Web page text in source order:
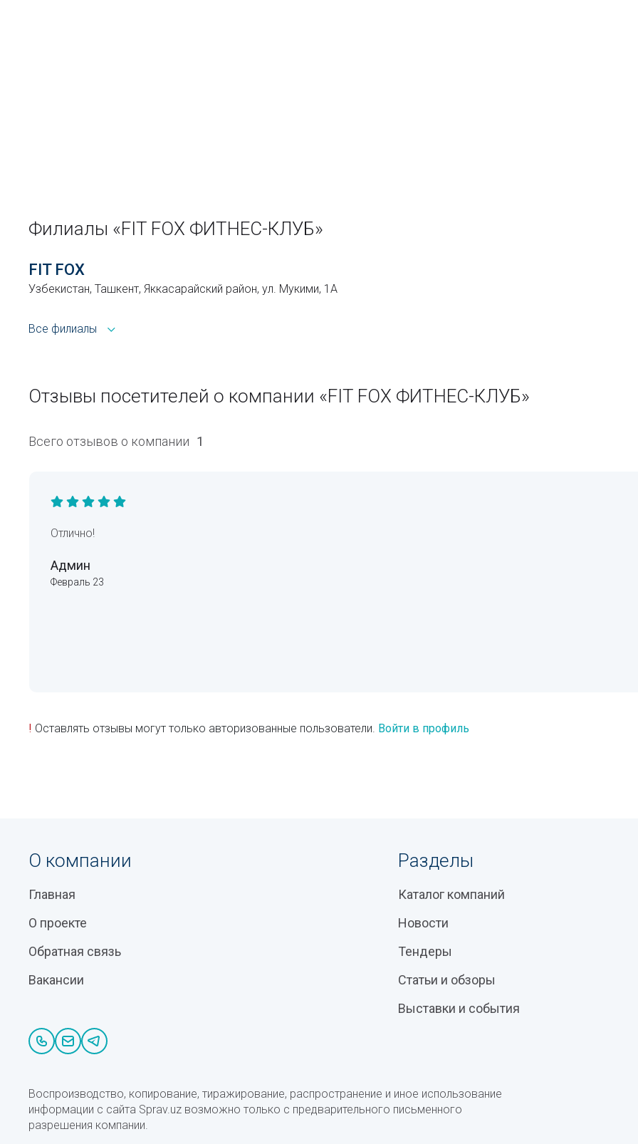
Филиалы «FIT FOX ФИТНЕС-КЛУБ»
FIT FOX
Узбекистан, Ташкент, Яккасарайский район, ул. Мукими, 1А
Все филиалы
Отзывы посетителей о компании «FIT FOX ФИТНЕС-КЛУБ»
Всего отзывов о компании 1
Отлично!
Админ
Февраль 23
! Оставлять отзывы могут только авторизованные пользователи. Войти в профиль
О компании
Главная
О проекте
Обратная связь
Вакансии
Разделы
Каталог компаний
Новости
Тендеры
Статьи и обзоры
Выставки и события
Воспроизводство, копирование, тиражирование, распространение и иное использование
информации с сайта Sprav.uz возможно только с предварительного письменного
разрешения компании.